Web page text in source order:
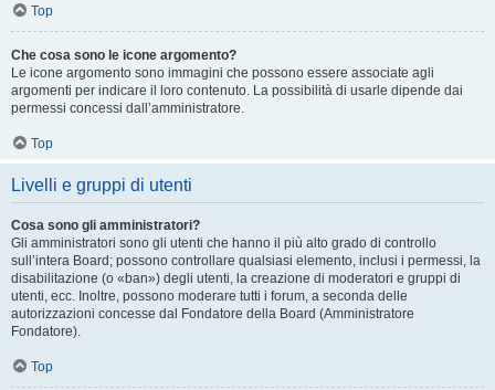
Top
Che cosa sono le icone argomento?
Le icone argomento sono immagini che possono essere associate agli
argomenti per indicare il loro contenuto. La possibilità di usarle dipende dai
permessi concessi dall’amministratore.
Top
Livelli e gruppi di utenti
Cosa sono gli amministratori?
Gli amministratori sono gli utenti che hanno il più alto grado di controllo
sull’intera Board; possono controllare qualsiasi elemento, inclusi i permessi, la
disabilitazione (o «ban») degli utenti, la creazione di moderatori e gruppi di
utenti, ecc. Inoltre, possono moderare tutti i forum, a seconda delle
autorizzazioni concesse dal Fondatore della Board (Amministratore
Fondatore).
Top